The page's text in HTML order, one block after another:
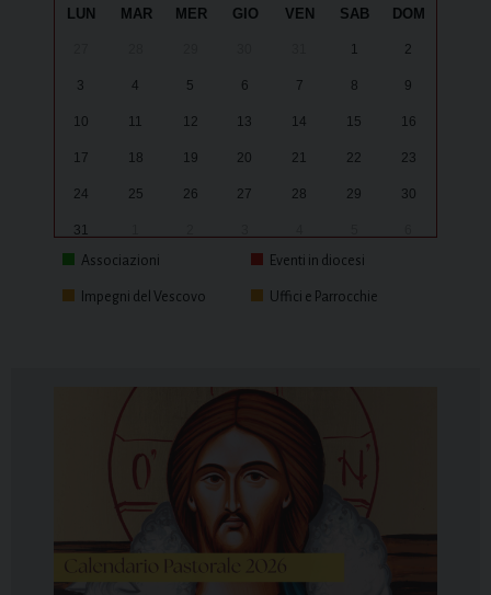
LUN MAR MER GIO VEN SAB DOM
1 2
3 4 5 6 7 8 9
10 11 12 13 14 15 16
17 18 19 20 21 22 23
24 25 26 27 28 29 30
31
Associazioni
Eventi in diocesi
Impegni del Vescovo Uffici e Parrocchie